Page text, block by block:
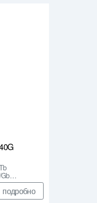
Gb…
подробно